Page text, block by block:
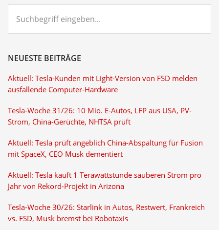
eingeben...
NEUESTE BEITRÄGE
Aktuell: Tesla-Kunden mit Light-Version von FSD melden
ausfallende Computer-Hardware
Tesla-Woche 31/26: 10 Mio. E-Autos, LFP aus USA, PV-
Strom, China-Gerüchte, NHTSA prüft
Aktuell: Tesla prüft angeblich China-Abspaltung für Fusion
mit SpaceX, CEO Musk dementiert
Aktuell: Tesla kauft 1 Terawattstunde sauberen Strom pro
Jahr von Rekord-Projekt in Arizona
Tesla-Woche 30/26: Starlink in Autos, Restwert, Frankreich
vs. FSD, Musk bremst bei Robotaxis